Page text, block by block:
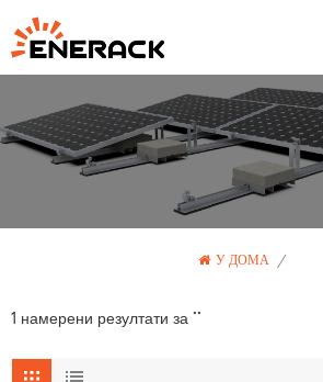
У ДОМА /
1 намерени резултати за ""